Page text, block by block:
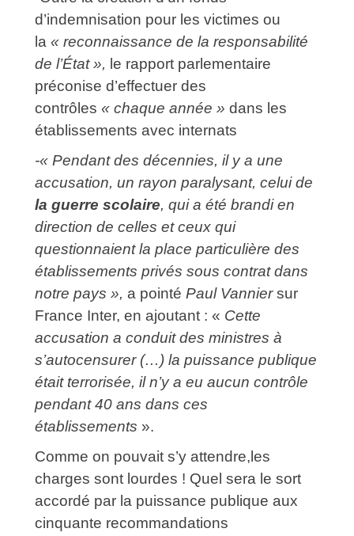
d’indemnisation pour les victimes ou
la « reconnaissance de la responsabilité
de l’État », le rapport parlementaire
préconise d’effectuer des
contrôles « chaque année » dans les
établissements avec internats
-« Pendant des décennies, il y a une
accusation, un rayon paralysant, celui de
la guerre scolaire, qui a été brandi en
direction de celles et ceux qui
questionnaient la place particulière des
établissements privés sous contrat dans
notre pays », a pointé Paul Vanniersur
France Inter, en ajoutant : « Cette
accusation a conduit des ministres à
s’autocensurer (…) la puissance publique
était terrorisée, il n’y a eu aucun contrôle
pendant 40 ans dans ces
établissements ».
Comme on pouvait s’y attendre,les
charges sont lourdes ! Quel sera le sort
accordé par la puissance publique aux
cinquante recommandations